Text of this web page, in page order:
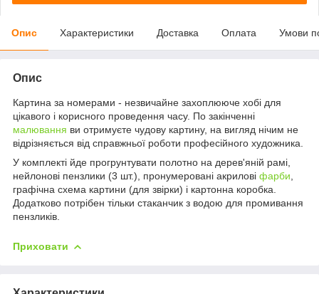
Опис Характеристики Доставка Оплата Умови
Опис
Картина за номерами - незвичайне захоплююче хобі для
цікавого і корисного проведення часу. По закінченні
малювання ви отримуєте чудову картину, на вигляд нічим не
відрізняється від справжньої роботи професійного художника.
У комплекті йде прогрунтувати полотно на дерев'яній рамі,
нейлонові пензлики (3 шт.), пронумеровані акрилові фарби
графічна схема картини (для звірки) і картонна коробка.
Додатково потрібен тільки стаканчик з водою для промивання
пензликів.
Приховати